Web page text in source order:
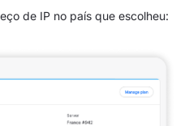
de IP no país que escolheu: